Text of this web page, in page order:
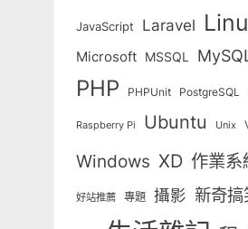
JavaScript Laravel
Microsoft MSSQL
PHP PHPUnit PostgreSQL
Raspberry Pi Ubuntu Unix
Windows XD 作業系
好站推薦 專題 攝影 新奇搞